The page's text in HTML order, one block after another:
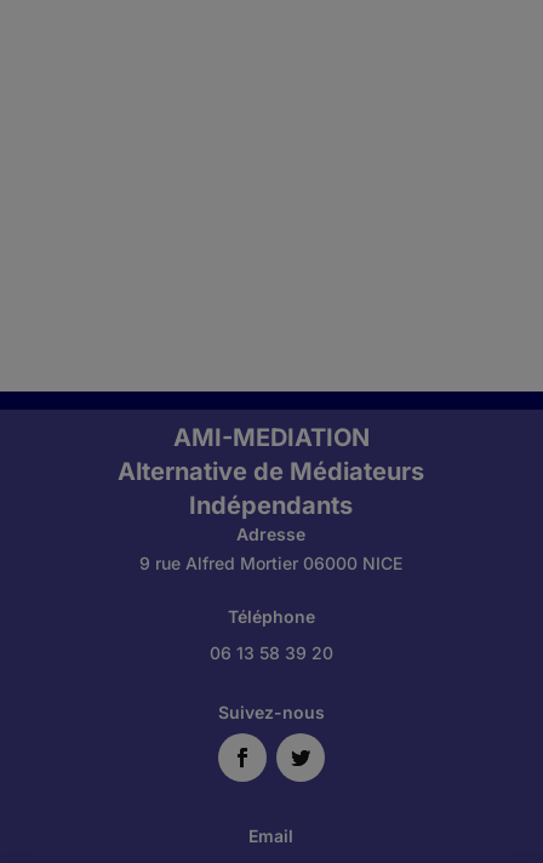
AMI-MEDIATION
Alternative de Médiateurs
Indépendants
Adresse
9 rue Alfred Mortier 06000 NICE
Téléphone
06 13 58 39 20
Suivez-nous
Email